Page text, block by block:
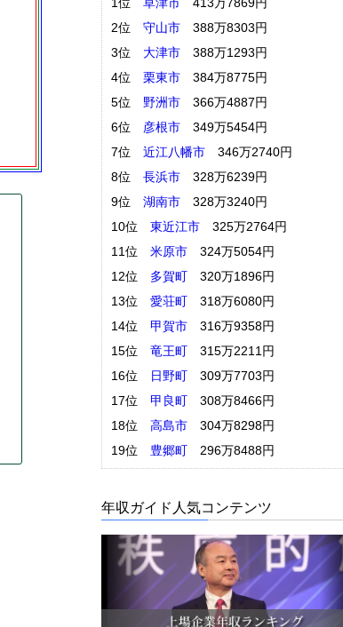
2位
守山市 388万8303円
3位
大津市 388万1293円
4位
栗東市 384万8775円
5位
野洲市 366万4887円
6位
彦根市 349万5454円
7位
近江八幡市 346万2740円
8位
長浜市 328万6239円
9位
湖南市 328万3240円
10位
東近江市 325万2764円
11位
米原市 324万5054円
12位
多賀町 320万1896円
13位
愛荘町 318万6080円
14位
甲賀市 316万9358円
15位
竜王町 315万2211円
16位
日野町 309万7703円
17位
甲良町 308万8466円
18位
高島市 304万8298円
19位
豊郷町 296万8488円
年収ガイド人気コンテンツ